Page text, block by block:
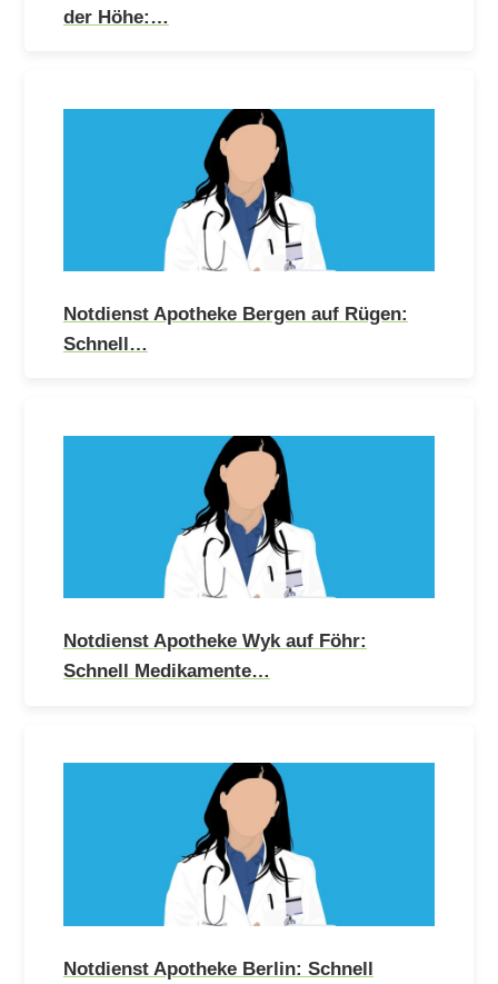
der Höhe:…
Notdienst Apotheke Bergen auf Rügen:
Schnell…
Notdienst Apotheke Wyk auf Föhr:
Schnell Medikamente…
Notdienst Apotheke Berlin: Schnell